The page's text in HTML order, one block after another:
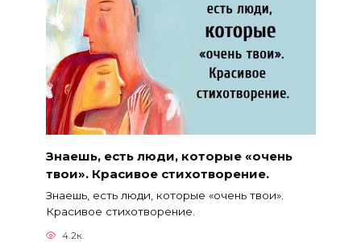
Знаешь, есть люди, которые «очень
твои». Красивое стихотворение.
Знаешь, есть люди, которые «очень твои».
Красивое стихотворение.
4.2к.